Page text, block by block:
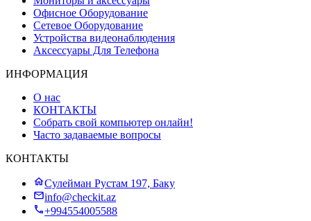
Офисное Оборудование
Сетевое Оборудование
Устройства видеонаблюдения
Аксессуары Для Телефона
ИНФОРМАЦИЯ
О нас
КОНТАКТЫ
Собрать свой компьютер онлайн!
Часто задаваемые вопросы
КОНТАКТЫ
Сулейман Рустам 197, Баку
info@checkit.az
+994554005588